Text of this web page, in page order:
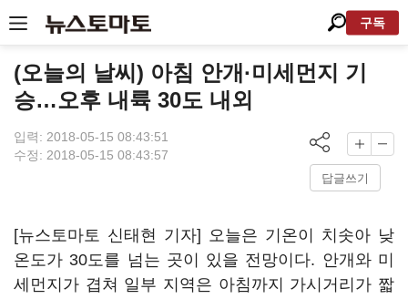
구독
(오늘의 날씨) 아침 안개·미세먼지 기
승…오후 내륙 30도 내외
입력: 2018-05-15 08:43:51
수정: 2018-05-15 08:43:57
답글쓰기
[뉴스토마토 신태현 기자] 오늘은 기온이 치솟아 낮
온도가 30도를 넘는 곳이 있을 전망이다. 안개와 미
세먼지가 겹쳐 일부 지역은 아침까지 가시거리가 짧